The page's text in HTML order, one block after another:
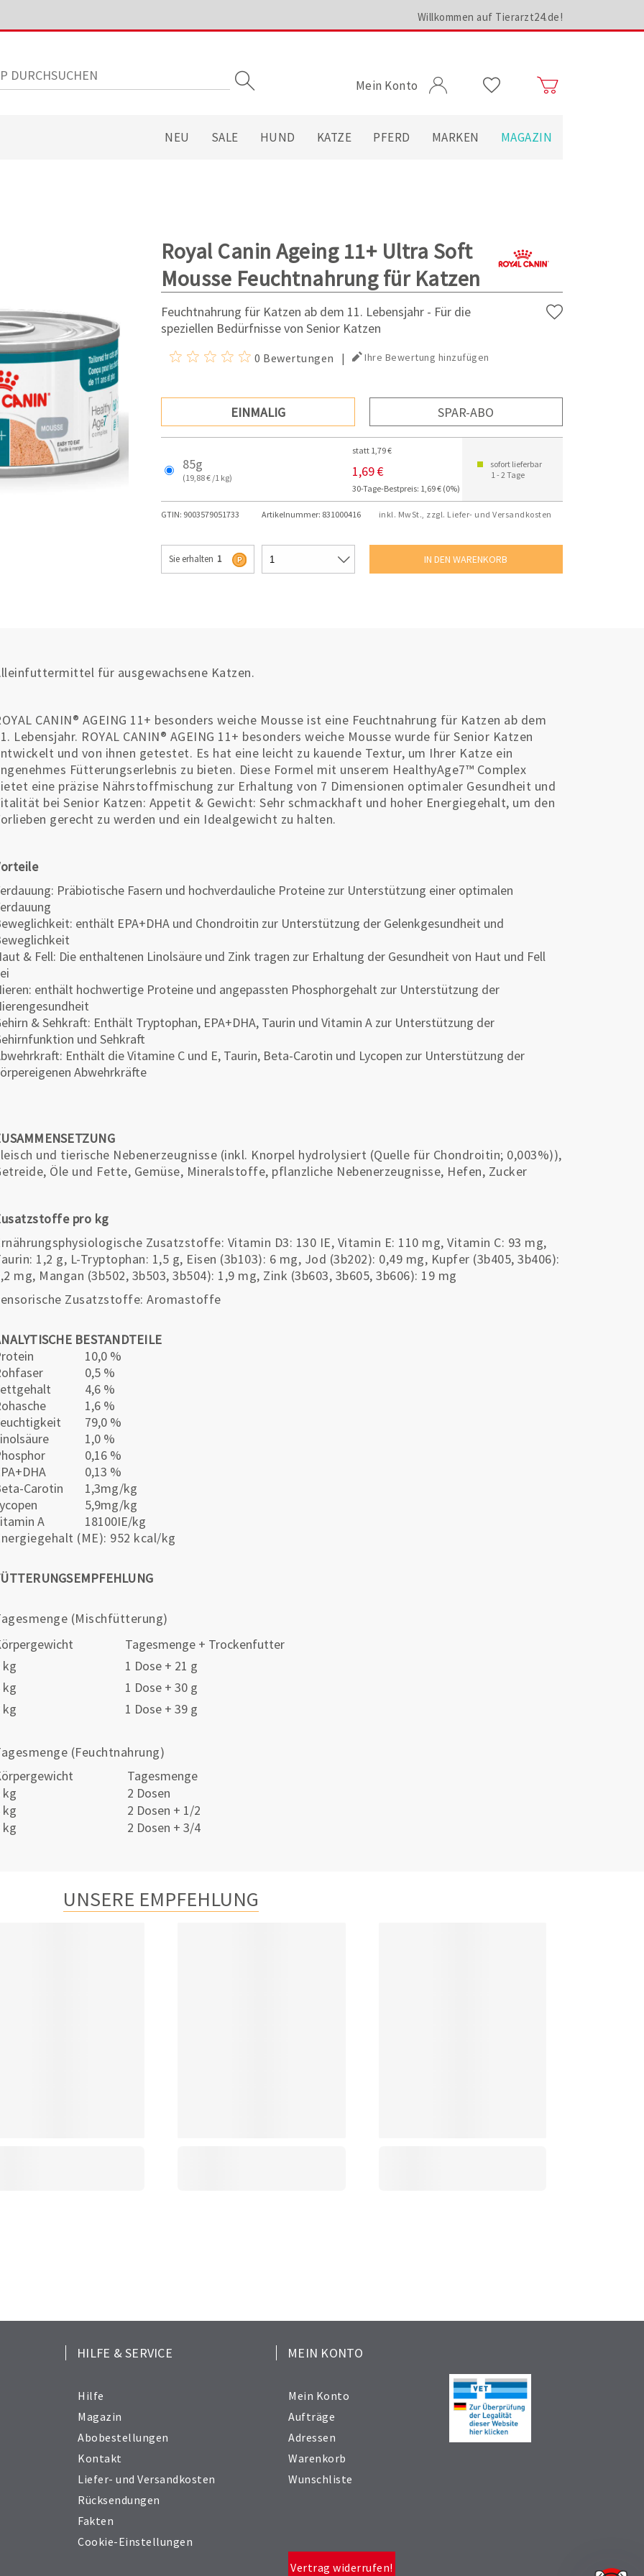
Willkommen auf Tierarzt24.de!
Mein Konto
NEU SALE HUND KATZE PFERD MARKEN MAGAZIN
Royal Canin Ageing 11+ Ultra Soft
Mousse Feuchtnahrung für Katzen
Feuchtnahrung für Katzen ab dem 11. Lebensjahr - Für die
speziellen Bedürfnisse von Senior Katzen
0 Bewertungen | Ihre Bewertung hinzufügen
EINMALIG SPAR-ABO
85g
(19,88 € /1 kg)
statt 1,79 €
1,69 €
30-Tage-Bestpreis: 1,69 € (0%)
sofort lieferbar
1 - 2 Tage
GTIN: 9003579051733 Artikelnummer: 831000416 inkl. MwSt., zzgl. Liefer- und Versandkosten
Sie erhalten 1
für ausgewachsene Katzen.
CANIN® AGEING 11+ besonders weiche Mousse ist eine Feuchtnahrung für Katzen ab dem
Lebensjahr. ROYAL CANIN® AGEING 11+ besonders weiche Mousse wurde für Senior Katzen
und von ihnen getestet. Es hat eine leicht zu kauende Textur, um Ihrer Katze ein
Fütterungserlebnis zu bieten. Diese Formel mit unserem HealthyAge7™ Complex
eine präzise Nährstoffmischung zur Erhaltung von 7 Dimensionen optimaler Gesundheit und
bei Senior Katzen: Appetit & Gewicht: Sehr schmackhaft und hoher Energiegehalt, um den
gerecht zu werden und ein Idealgewicht zu halten.
Präbiotische Fasern und hochverdauliche Proteine zur Unterstützung einer optimalen
enthält EPA+DHA und Chondroitin zur Unterstützung der Gelenkgesundheit und
& Fell: Die enthaltenen Linolsäure und Zink tragen zur Erhaltung der Gesundheit von Haut und Fell
enthält hochwertige Proteine und angepassten Phosphorgehalt zur Unterstützung der
& Sehkraft: Enthält Tryptophan, EPA+DHA, Taurin und Vitamin A zur Unterstützung der
und Sehkraft
Enthält die Vitamine C und E, Taurin, Beta-Carotin und Lycopen zur Unterstützung der
Abwehrkräfte
und tierische Nebenerzeugnisse (inkl. Knorpel hydrolysiert (Quelle für Chondroitin; 0,003%)),
Öle und Fette, Gemüse, Mineralstoffe, pflanzliche Nebenerzeugnisse, Hefen, Zucker
pro kg
Zusatzstoffe: Vitamin D3: 130 IE, Vitamin E: 110 mg, Vitamin C: 93 mg,
1,2 g, L-Tryptophan: 1,5 g, Eisen (3b103): 6 mg, Jod (3b202): 0,49 mg, Kupfer (3b405, 3b406):
mg, Mangan (3b502, 3b503, 3b504): 1,9 mg, Zink (3b603, 3b605, 3b606): 19 mg
Zusatzstoffe: Aromastoffe
BESTANDTEILE
10,0 %
0,5 %
4,6 %
1,6 %
79,0 %
1,0 %
0,16 %
0,13 %
Carotin
1,3mg/kg
5,9mg/kg
A
18100IE/kg
(ME): 952 kcal/kg
(Mischfütterung)
Tagesmenge + Trockenfutter
kg
1 Dose + 21 g
kg
1 Dose + 30 g
kg
1 Dose + 39 g
(Feuchtnahrung)
Tagesmenge
kg
2 Dosen
kg
2 Dosen + 1/2
kg
2 Dosen + 3/4
UNSERE EMPFEHLUNG
HILFE & SERVICE
Hilfe
Magazin
Abobestellungen
Kontakt
Liefer- und Versandkosten
Rücksendungen
Fakten
Cookie-Einstellungen
MEIN KONTO
Mein Konto
Aufträge
Adressen
Warenkorb
Wunschliste
Vertrag widerrufen!